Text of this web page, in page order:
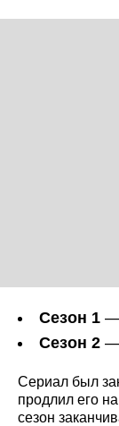
Сезон 1 —
Сезон 2 —
Сериал был
продлил его
сезон